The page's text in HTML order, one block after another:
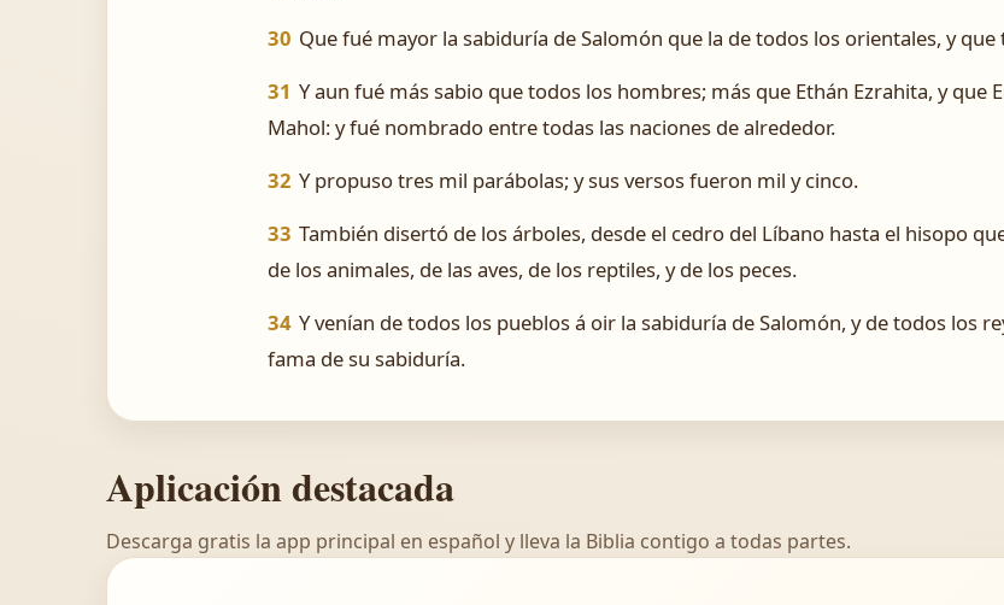
30 Que fué mayor la sabiduría de Salomón que la de todos los orientales, y
31 Y aun fué más sabio que todos los hombres; más que Ethán Ezrahita, y que
Mahol: y fué nombrado entre todas las naciones de alrededor.
32 Y propuso tres mil parábolas; y sus versos fueron mil y cinco.
33 También disertó de los árboles, desde el cedro del Líbano hasta el hisopo
de los animales, de las aves, de los reptiles, y de los peces.
34 Y venían de todos los pueblos á oir la sabiduría de Salomón, y de todos los
fama de su sabiduría.
Aplicación destacada
Descarga gratis la app principal en español y lleva la Biblia contigo a todas partes.